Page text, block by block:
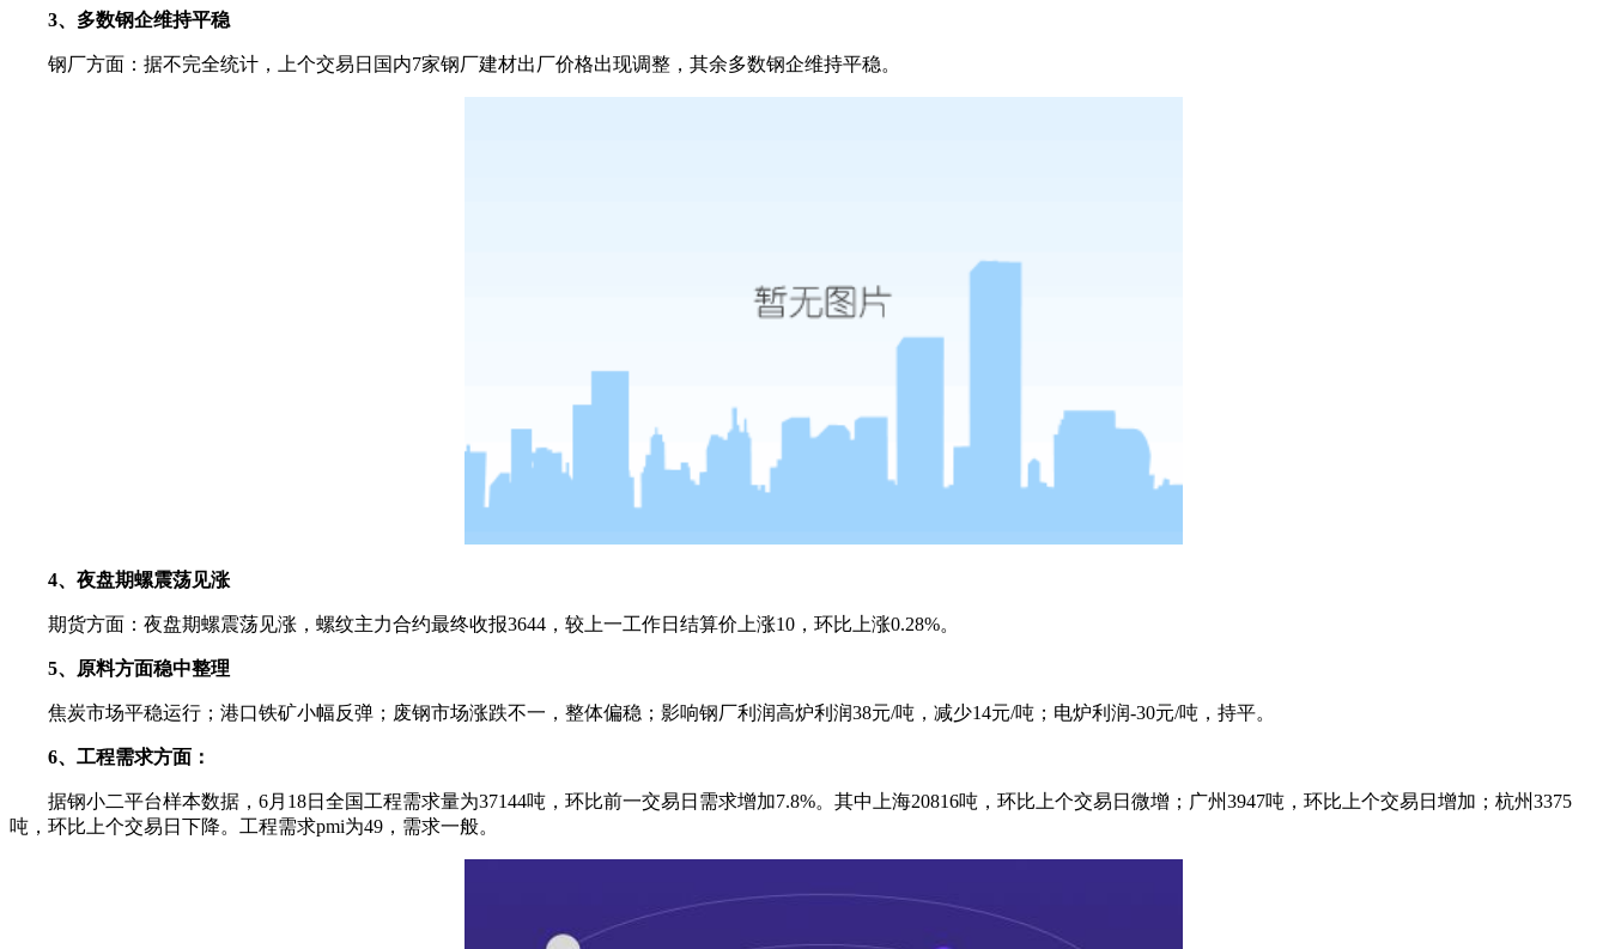
3、多数钢企维持平稳
钢厂方面：据不完全统计，上个交易日国内7家钢厂建材出厂价格出现调整，其余多数钢企维持平稳。
4、夜盘期螺震荡见涨
期货方面：夜盘期螺震荡见涨，螺纹主力合约最终收报3644，较上一工作日结算价上涨10，环比上涨0.28%。
5、原料方面稳中整理
焦炭市场平稳运行；港口铁矿小幅反弹；废钢市场涨跌不一，整体偏稳；影响钢厂利润高炉利润38元/吨，减少14元/吨；电炉利润-30元/吨，持平。
6、工程需求方面：
据钢小二平台样本数据，6月18日全国工程需求量为37144吨，环比前一交易日需求增加7.8%。其中上海20816吨，环比上个交易日微增；广州3947吨，环比上个交易日增加；杭州3375
吨，环比上个交易日下降。工程需求pmi为49，需求一般。